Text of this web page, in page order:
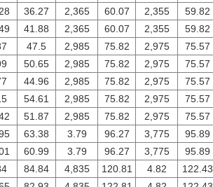
36.27 2,365 60.07 2,355
59.82
41.88 2,365 60.07 2,355
59.82
47.5 2,985 75.82 2,975
75.57
50.65 2,985 75.82 2,975
75.57
44.96 2,985 75.82 2,975
75.57
54.61 2,985 75.82 2,975
75.57
51.87 2,985 75.82 2,975
75.57
63.38 3.79 96.27 3,775
95.89
60.99 3.79 96.27 3,775
95.89
84.84 4,835 120.81 4.82
122.43